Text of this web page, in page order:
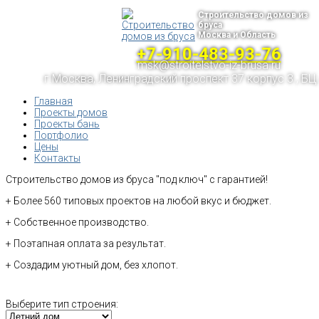
Строительство домов из
бруса
Москва и Область
+7-910-483-93-76
msk@stroitelstvo-iz-brusa.ru
г.Москва, Ленинградский проспект 37 корпус 3 , БЦ
Главная
Проекты домов
Проекты бань
Портфолио
Цены
Контакты
Строительство домов из бруса "под ключ" с гарантией!
+ Более 560 типовых проектов на любой вкус и бюджет.
+ Собственное производство.
+ Поэтапная оплата за результат.
+ Создадим уютный дом, без хлопот.
Выберите тип строения: